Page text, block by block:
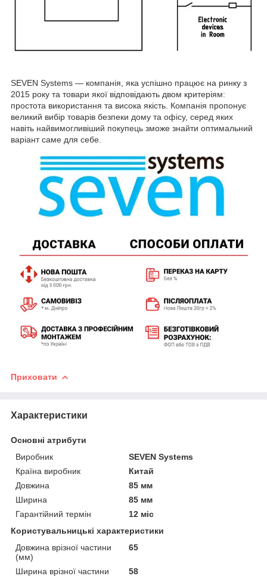
SEVEN Systems — компанія, яка успішно працює на ринку з
2015 року та товари якої відповідають двом критеріям:
простота використання та висока якість. Компанія пропонує
великий вибір товарів безпеки дому та офісу, серед яких
навіть найвимогливіший покупець зможе знайти оптимальний
варіант саме для себе.
Приховати
Характеристики
Основні атрибути
Виробник
SEVEN Systems
Країна виробник
Китай
Довжина
85 мм
Ширина
85 мм
Гарантійний термін
12 міс
Користувальницькі характеристики
Довжина врізної частини
(мм)
65
Ширина врізної частини
58